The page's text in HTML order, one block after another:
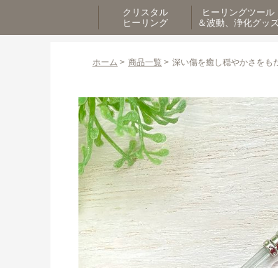
クリスタル
ヒーリング
ヒーリングツール
＆波動、浄化グッ
ホーム > 商品一覧 > 深い傷を癒し穏やかさをも